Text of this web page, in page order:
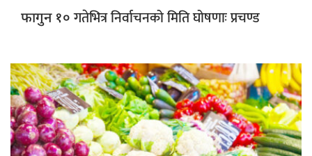
फागुन १०गतेभित्र निर्वाचनको मिति घोषणाः प्रचण्ड